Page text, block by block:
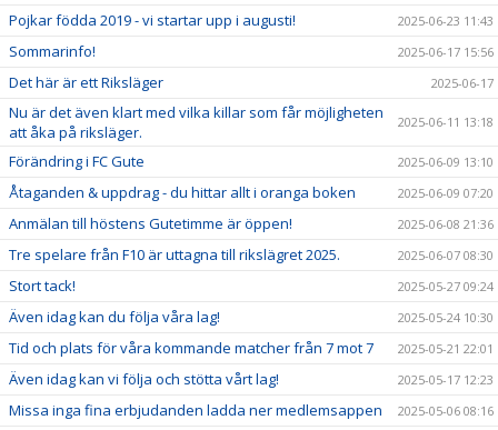
Pojkar födda 2019 - vi startar upp i augusti! 2025-06-23 11:43
Sommarinfo! 2025-06-17 15:56
Det här är ett Riksläger 2025-06-17
Nu är det även klart med vilka killar som får möjligheten
att åka på riksläger.
2025-06-11 13:18
Förändring i FC Gute 2025-06-09 13:10
Åtaganden & uppdrag - du hittar allt i oranga boken 2025-06-09 07:20
Anmälan till höstens Gutetimme är öppen! 2025-06-08 21:36
Tre spelare från F10 är uttagna till rikslägret 2025. 2025-06-07 08:30
Stort tack! 2025-05-27 09:24
Även idag kan du följa våra lag! 2025-05-24 10:30
Tid och plats för våra kommande matcher från 7 mot 7 2025-05-21 22:01
Även idag kan vi följa och stötta vårt lag! 2025-05-17 12:23
Missa inga fina erbjudanden ladda ner medlemsappen 2025-05-06 08:16